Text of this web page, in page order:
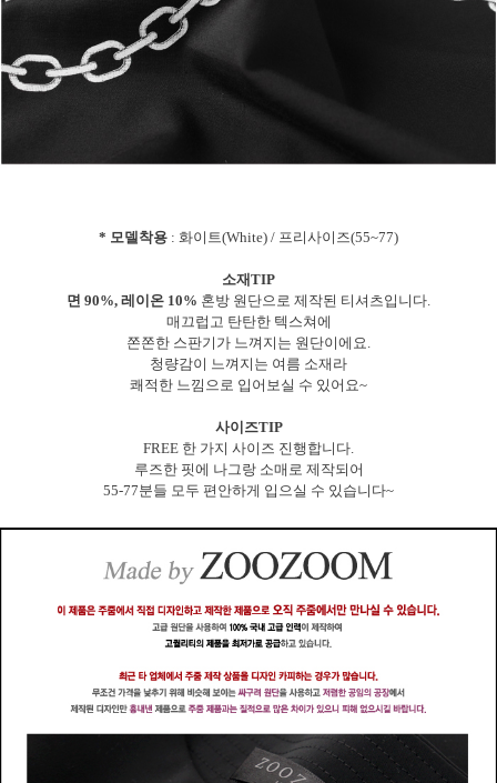
* 모델착용 : 화이트(White) / 프리사이즈(55~77)
소재TIP
면 90%, 레이온 10% 혼방 원단으로 제작된 티셔츠입니다.
매끄럽고 탄탄한 텍스쳐에
쫀쫀한 스판기가 느껴지는 원단이에요.
청량감이 느껴지는 여름 소재라
쾌적한 느낌으로 입어보실 수 있어요~
사이즈TIP
FREE 한 가지 사이즈 진행합니다.
루즈한 핏에 나그랑 소매로 제작되어
55-77분들 모두 편안하게 입으실 수 있습니다~